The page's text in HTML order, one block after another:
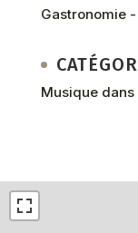
Gastronomie
Musique